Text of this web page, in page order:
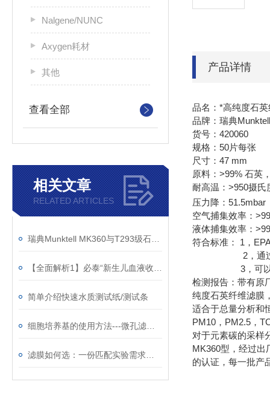
Nalgene/NUNC
Axygen耗材
其他
查看全部
相关文章
RELATED ARTICLES
简单介绍快速水质测试纸/测试条
产品详情
品名：*高纯度石
品牌：瑞典
货号：420060
规格：50片每张
尺寸：47 mm
原料：>99% 石英
耐高温：>950摄
压力降：
空气捕集效率：
液体捕集效率：
符合标准： 1，
2，通过DIN
3，可以提供
检测报告：带有原
纯度石英纤维滤膜
适合于总量分析和
PM10，PM2.5，
对于元素碳的采样
MK360型，经过出
的认证，每一批产